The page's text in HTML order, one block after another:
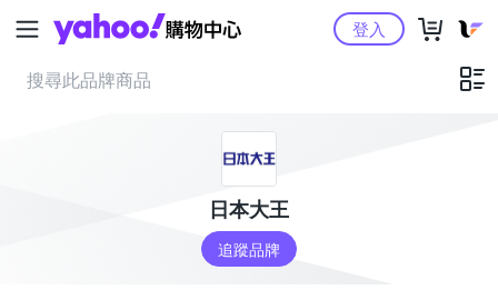
Yahoo購物中心登入
日本大王
追蹤品牌